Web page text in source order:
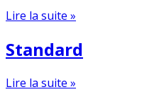
Lire la suite »
Standard
Lire la suite »